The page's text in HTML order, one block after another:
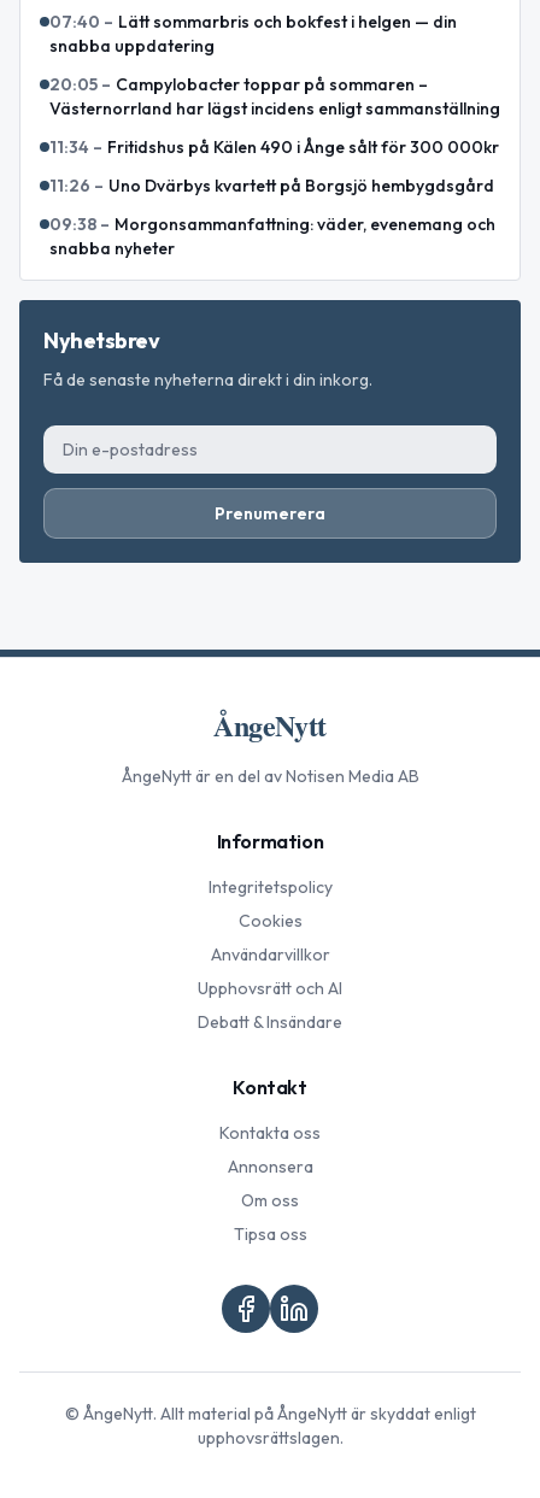
07:40 – Lätt sommarbris och bokfest i helgen — din
snabba uppdatering
20:05 – Campylobacter toppar på sommaren –
Västernorrland har lägst incidens enligt sammanställning
11:34 – Fritidshus på Kälen 490 i Ånge sålt för 300 000kr
11:26 – Uno Dvärbys kvartett på Borgsjö hembygdsgård
09:38 – Morgonsammanfattning: väder, evenemang och
snabba nyheter
Nyhetsbrev
Få de senaste nyheterna direkt i din inkorg.
Prenumerera
ÅngeNytt
ÅngeNyttär en del av Notisen Media AB
Information
Integritetspolicy
Cookies
Användarvillkor
Upphovsrätt och AI
Debatt & Insändare
Kontakt
Kontakta oss
Annonsera
Om oss
Tipsa oss
© ÅngeNytt. Allt material påÅngeNyttär skyddat enligt
upphovsrättslagen.